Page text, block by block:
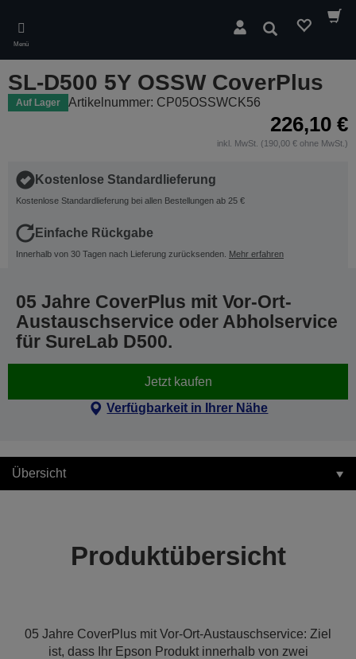
main
content
Menü
Suchen
SL-D500 5Y OSSW CoverPlus
Auf Lager Artikelnummer: CP05OSSWCK56
226,10 €
inkl. MwSt. (190,00 € ohne MwSt.)
Kostenlose Standardlieferung
Kostenlose Standardlieferung bei allen Bestellungen ab 25 €
Einfache Rückgabe
Innerhalb von 30 Tagen nach Lieferung zurücksenden. Mehr erfahren
05 Jahre CoverPlus mit Vor-Ort-
Austauschservice oder Abholservice
für SureLab D500.
Jetzt kaufen
Verfügbarkeit in Ihrer Nähe
Übersicht
Produktübersicht
05 Jahre CoverPlus mit Vor-Ort-Austauschservice: Ziel
ist, dass Ihr Epson Produkt innerhalb von zwei